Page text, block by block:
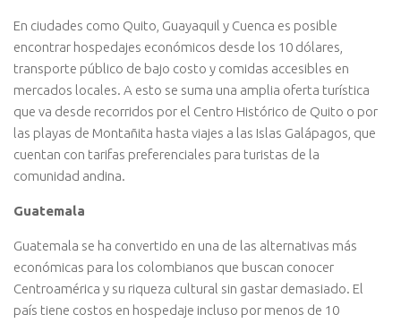
En ciudades como Quito, Guayaquil y Cuenca es posible
encontrar hospedajes económicos desde los 10 dólares,
transporte público de bajo costo y comidas accesibles en
mercados locales. A esto se suma una amplia oferta turística
que va desde recorridos por el Centro Histórico de Quito o por
las playas de Montañita hasta viajes a las Islas Galápagos, que
cuentan con tarifas preferenciales para turistas de la
comunidad andina.
Guatemala
Guatemala se ha convertido en una de las alternativas más
económicas para los colombianos que buscan conocer
Centroamérica y su riqueza cultural sin gastar demasiado. El
país tiene costos en hospedaje incluso por menos de 10